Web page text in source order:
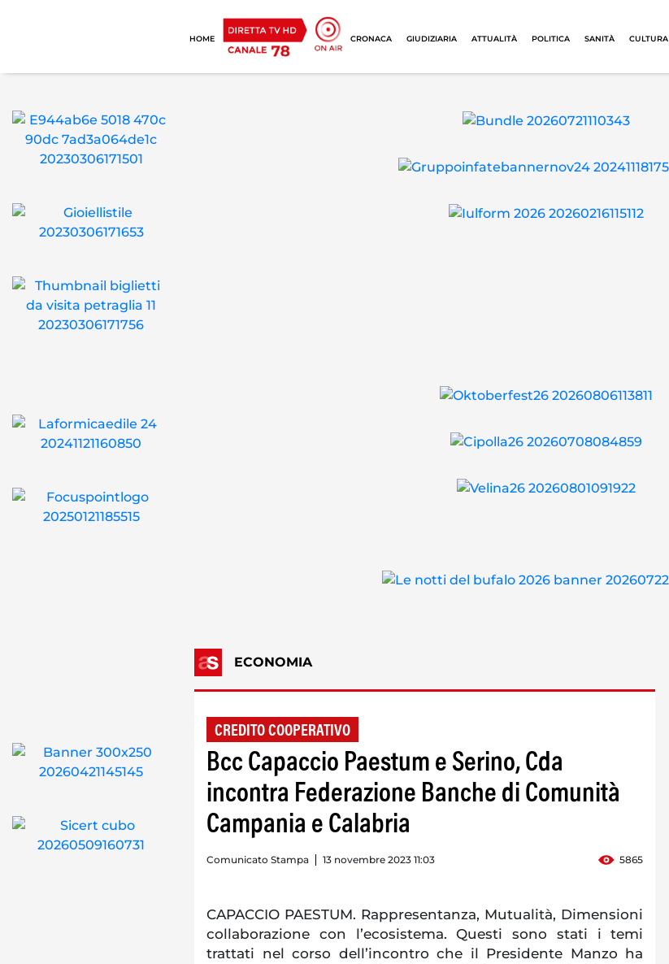
HOME CRONACA GIUDIZIARIA ATTUALITÀ POLITICA SANITÀ CULTURA
ECONOMIA
CREDITO COOPERATIVO
Bcc Capaccio Paestum e Serino, Cda
incontra Federazione Banche di Comunità
Campania e Calabria
Comunicato Stampa 13 novembre 2023 11:03 5865
CAPACCIO PAESTUM. Rappresentanza, Mutualità, Dimensioni
collaborazione con l’ecosistema. Questi sono stati i temi
trattati nel corso dell’incontro che il Presidente Manzo ha